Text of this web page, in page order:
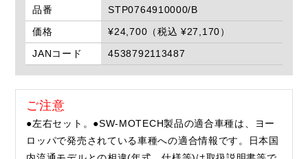
品番
STP0764910000/B
価格
¥24,700（税込 ¥27,170）
JANコード
4538792113487
ご注意
●左右セット。●SW-MOTECH製品の適合車種は、ヨー
ロッパで発売されている車種への適合情報です。日本国